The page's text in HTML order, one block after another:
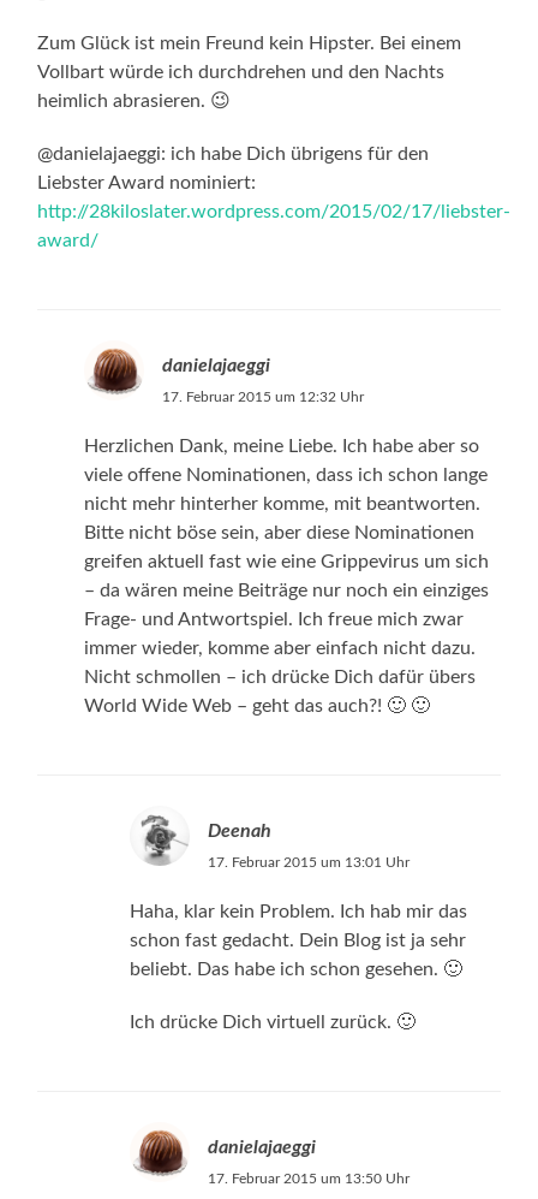
Zum Glück ist mein Freund kein Hipster. Bei einem
Vollbart würde ich durchdrehen und den Nachts
heimlich abrasieren. 😉
@danielajaeggi: ich habe Dich übrigens für den
Liebster Award nominiert:
http://28kiloslater.wordpress.com/2015/02/17/liebster-
award/
danielajaeggi
17. Februar 2015 um 12:32 Uhr
Herzlichen Dank, meine Liebe. Ich habe aber so
viele offene Nominationen, dass ich schon lange
nicht mehr hinterher komme, mit beantworten.
Bitte nicht böse sein, aber diese Nominationen
greifen aktuell fast wie eine Grippevirus um sich
– da wären meine Beiträge nur noch ein einziges
Frage- und Antwortspiel. Ich freue mich zwar
immer wieder, komme aber einfach nicht dazu.
Nicht schmollen – ich drücke Dich dafür übers
World Wide Web – geht das auch?! 🙂 🙂
Deenah
17. Februar 2015 um 13:01 Uhr
Haha, klar kein Problem. Ich hab mir das
schon fast gedacht. Dein Blog ist ja sehr
beliebt. Das habe ich schon gesehen. 🙂
Ich drücke Dich virtuell zurück. 🙂
danielajaeggi
17. Februar 2015 um 13:50 Uhr